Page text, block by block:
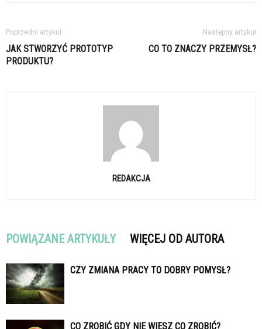
Poprzedni artykuł
JAK STWORZYĆ PROTOTYP
PRODUKTU?
Następny artykuł
CO TO ZNACZY PRZEMYSŁ?
REDAKCJA
POWIĄZANE ARTYKUŁY WIĘCEJ OD AUTORA
CZY ZMIANA PRACY TO DOBRY POMYSŁ?
CO ZROBIĆ GDY NIE WIESZ CO ZROBIĆ?